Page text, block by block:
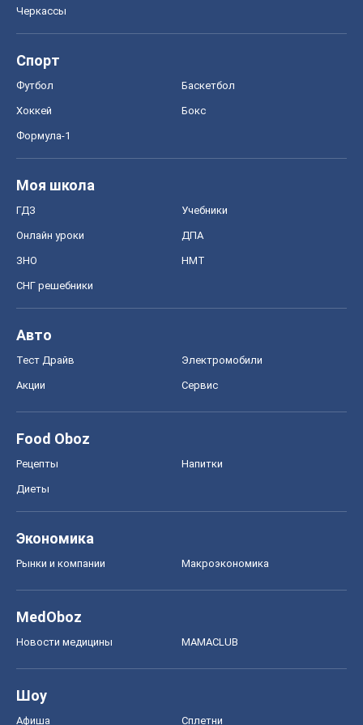
Черкассы
Спорт
Футбол Баскетбол
Хоккей Бокс
Формула-1
Моя школа
ГДЗ Учебники
Онлайн уроки ДПА
ЗНО НМТ
СНГ решебники
Авто
Тест Драйв Электромобили
Акции Сервис
Food Oboz
Рецепты Напитки
Диеты
Экономика
Рынки и компании Mакроэкономика
MedOboz
Новости медицины MAMACLUB
Шоу
Афиша Сплетни